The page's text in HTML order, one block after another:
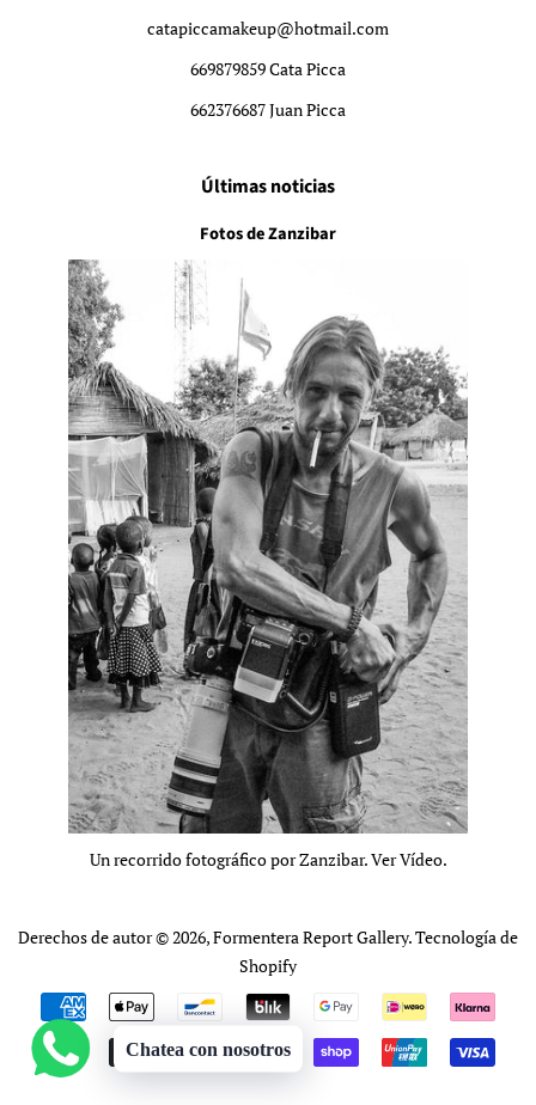
catapiccamakeup@hotmail.com
669879859 Cata Picca
662376687 Juan Picca
Últimas noticias
Fotos de Zanzibar
Un recorrido fotográfico por Zanzibar. Ver Vídeo.
Derechos de autor © 2026,Formentera Report Gallery.Tecnología de
Shopify
Métodos
de
pago
Chatea con nosotros